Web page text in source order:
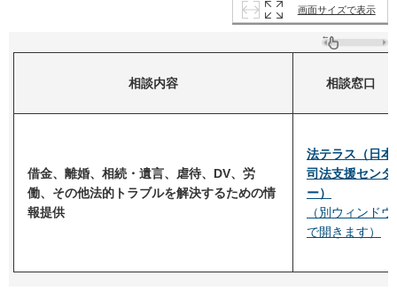
画面サイズで表示
相談内容 相談窓口
借金、離婚、相続・遺言、虐待、DV、労
働、その他法的トラブルを解決するための情
報提供
法テラス（日本
司法支援センタ
ー）
（別ウィンドウ
で開きます）